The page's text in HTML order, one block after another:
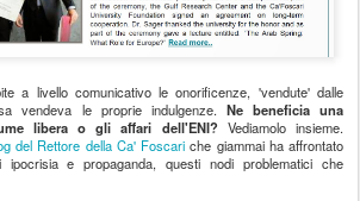
a livello comunicativo le onorificenze, 'vendute' dalle
vendeva le proprie indulgenze. Ne beneficia una
libera o gli affari dell'ENI?Vediamolo insieme.
del Rettore della Ca' Foscari che giammai ha affrontato
e propaganda, questi nodi problematici che